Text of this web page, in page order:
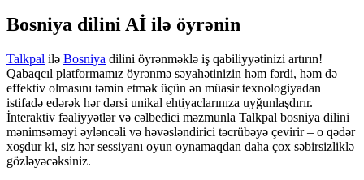
Bosniya dilini Aİ ilə öyrənin
Talkpal ilə Bosniya dilini öyrənməklə iş qabiliyyətinizi artırın!
Qabaqcıl platformamız öyrənmə səyahətinizin həm fərdi, həm də
effektiv olmasını təmin etmək üçün ən müasir texnologiyadan
istifadə edərək hər dərsi unikal ehtiyaclarınıza uyğunlaşdırır.
İnteraktiv fəaliyyətlər və cəlbedici məzmunla Talkpal bosniya dilini
mənimsəməyi əyləncəli və həvəsləndirici təcrübəyə çevirir – o qədər
xoşdur ki, siz hər sessiyanı oyun oynamaqdan daha çox səbirsizliklə
gözləyəcəksiniz.